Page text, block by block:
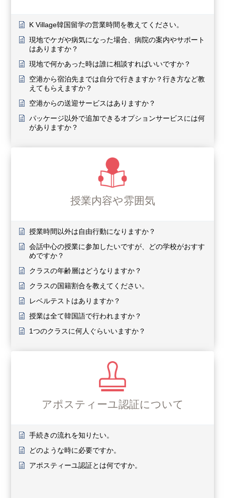
K Village韓国留学の営業時間を教えてください。
現地でケガや病気になった場合、病院の案内やサポート
はありますか？
現地で何かあった時は誰に相談すればいいですか？
空港から宿泊先までは自分で行きますか？行き方など教
えてもらえますか？
空港からの送迎サービスはありますか？
パッケージ以外で追加できるオプションサービスには何
がありますか？
授業内容や雰囲気
授業時間以外は自由行動になりますか？
会話中心の授業に参加したいですが、どの学校がおすす
めですか？
クラスの年齢層はどうなりますか？
クラスの国籍割合を教えてください。
レベルテストはありますか？
授業は全て韓国語で行われますか？
1つのクラスに何人ぐらいいますか？
アポスティーユ認証について
手続きの流れを知りたい。
どのような時に必要ですか。
アポスティーユ認証とは何ですか。